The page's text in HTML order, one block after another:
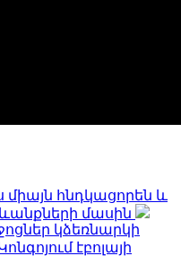
միայն հնդկացորեն և
մասին
կձեռնարկի
էբոլայի